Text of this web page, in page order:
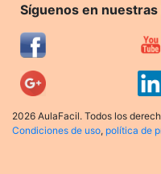
Síguenos en nuestras
2026 AulaFacil. Todos los
Condiciones de uso, política de